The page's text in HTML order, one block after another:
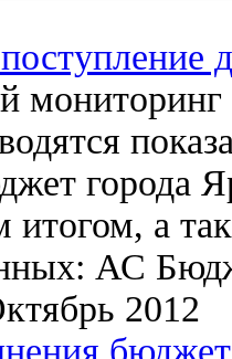
мониторинг
города
а
АС
2012